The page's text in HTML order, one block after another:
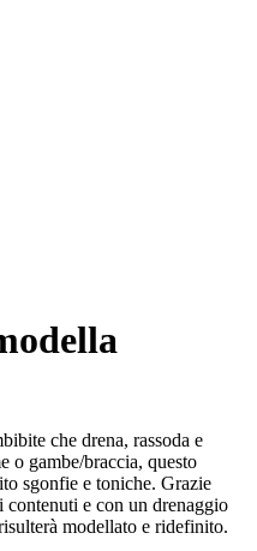
che drena, rassoda e
o gambe/braccia, questo
sgonfie e toniche. Grazie
e con un drenaggio
modellato e ridefinito.